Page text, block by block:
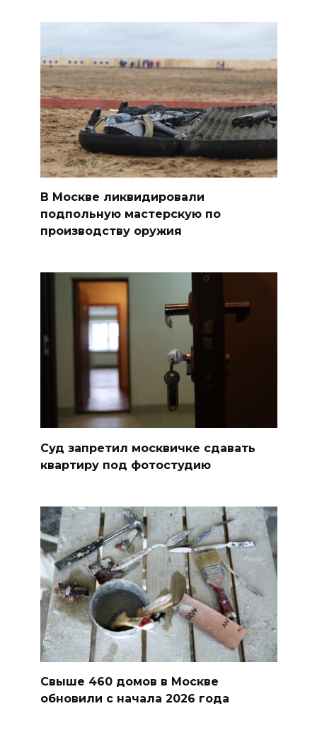
В Москве ликвидировали
подпольную мастерскую по
производству оружия
Суд запретил москвичке сдавать
квартиру под фотостудию
Свыше 460 домов в Москве
обновили с начала 2026 года